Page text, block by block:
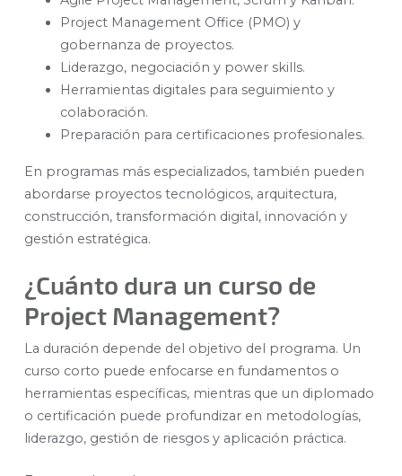
Project Management Office (PMO) y
gobernanza de proyectos.
Liderazgo, negociación y power skills.
Herramientas digitales para seguimiento y
colaboración.
Preparación para certificaciones profesionales.
En programas más especializados, también pueden
abordarse proyectos tecnológicos, arquitectura,
construcción, transformación digital, innovación y
gestión estratégica.
¿Cuánto dura un curso de
Project Management?
La duración depende del objetivo del programa. Un
curso corto puede enfocarse en fundamentos o
herramientas específicas, mientras que un diplomado
o certificación puede profundizar en metodologías,
liderazgo, gestión de riesgos y aplicación práctica.